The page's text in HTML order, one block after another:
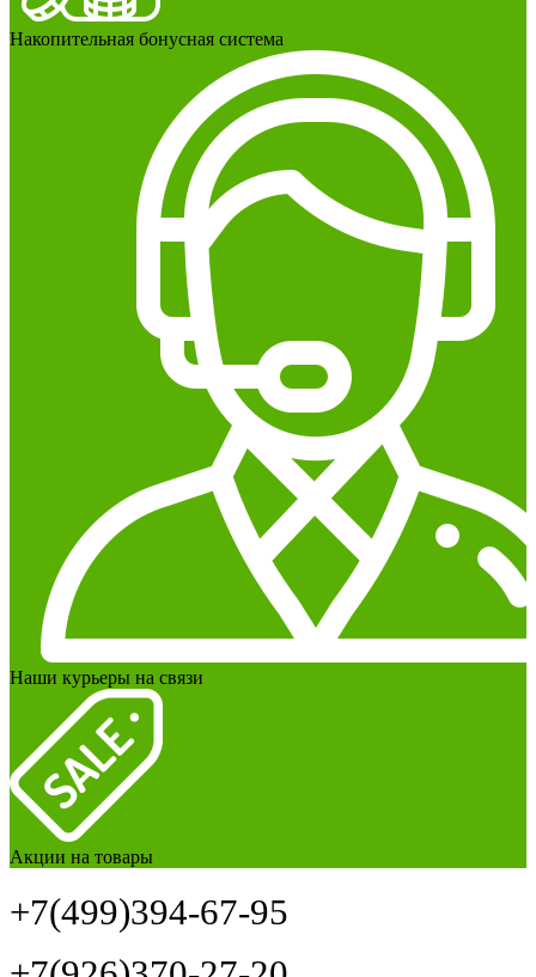
Накопительная бонусная система
Наши курьеры на связи
Акции на товары
+7(499)394-67-95